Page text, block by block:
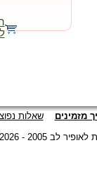
מזמינים שאלות
2005 - 2026